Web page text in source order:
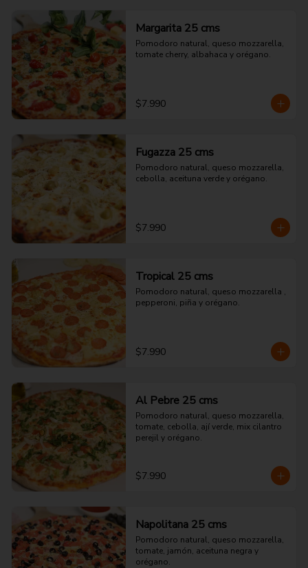
Margarita 25 cms
Pomodoro natural, queso mozzarella,
tomate cherry, albahaca y orégano.
$7.990
Fugazza 25 cms
Pomodoro natural, queso mozzarella,
cebolla, aceituna verde y orégano.
$7.990
Tropical 25 cms
Pomodoro natural, queso mozzarella ,
pepperoni, piña y orégano.
$7.990
Al Pebre 25 cms
Pomodoro natural, queso mozzarella,
tomate, cebolla, ají verde, mix cilantro
perejil y orégano.
$7.990
Napolitana 25 cms
Pomodoro natural, queso mozzarella,
tomate, jamón, aceituna negra y
orégano.